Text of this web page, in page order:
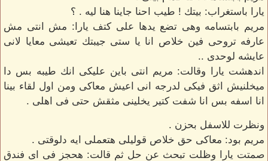
يارا باستغراب: بيتك ! طيب احنا جاينا هنا ليه . ؟
مريم بابتسامه وهى تضع يدها على كتف يارا: مش انتى مش
عارفه تروحى فين خلاص انا يا ستى جيبتك تعيشى معايا لانى
عايشه لوحدى ..
اندهشت يارا وقالت: مريم انتى باين عليكى انك طيبه بس دا
ميخلنيش اثق فيكى لدرجه انى اعيش معاكى ومن اول لقاء بينا
انا اسفه بس انا شفت كتير يخلينى مثقش حتى فى اهلى .
ونظرت للاسفل بحزن .
مريم بود: معاكى حق خلاص قوليلى هتعملى ايه دلوقتى .
صمتت يارا وظلت تبحث عن حل ثم قالت: هحجز فى اى فندق